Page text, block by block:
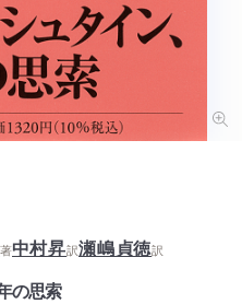
著中村昇訳瀬嶋貞徳訳
の思索